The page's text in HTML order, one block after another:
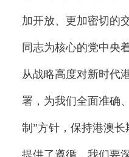
加开放、更加密切的
同志为核心的党中央
从战略高度对新时代
署，为我们全面准确
制”方针，保持港澳长
提供了遵循。我们要